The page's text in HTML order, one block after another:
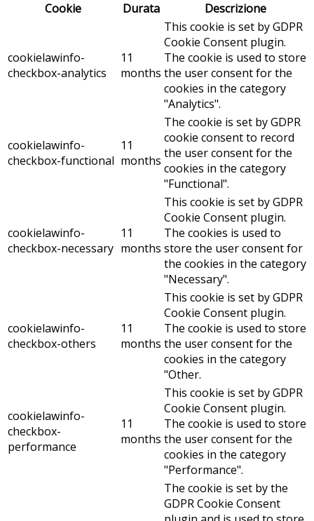
Cookie
Durata Descrizione
cookielawinfo-
checkbox-analytics
11
months
This cookie is set by GDPR
Cookie Consent plugin.
The cookie is used to store
the user consent for the
cookies in the category
"Analytics".
cookielawinfo-
checkbox-functional
11
months
The cookie is set by GDPR
cookie consent to record
the user consent for the
cookies in the category
"Functional".
cookielawinfo-
checkbox-necessary
11
months
This cookie is set by GDPR
Cookie Consent plugin.
The cookies is used to
store the user consent for
the cookies in the category
"Necessary".
cookielawinfo-
checkbox-others
11
months
This cookie is set by GDPR
Cookie Consent plugin.
The cookie is used to store
the user consent for the
cookies in the category
"Other.
cookielawinfo-
checkbox-
performance
11
months
This cookie is set by GDPR
Cookie Consent plugin.
The cookie is used to store
the user consent for the
cookies in the category
"Performance".
The cookie is set by the
GDPR Cookie Consent